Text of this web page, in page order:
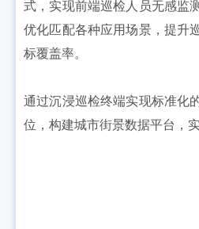
式，实现前端巡检人员无感监
优化匹配各种应用场景，提升
标覆盖率。
通过沉浸巡检终端实现标准化
位，构建城市街景数据平台，